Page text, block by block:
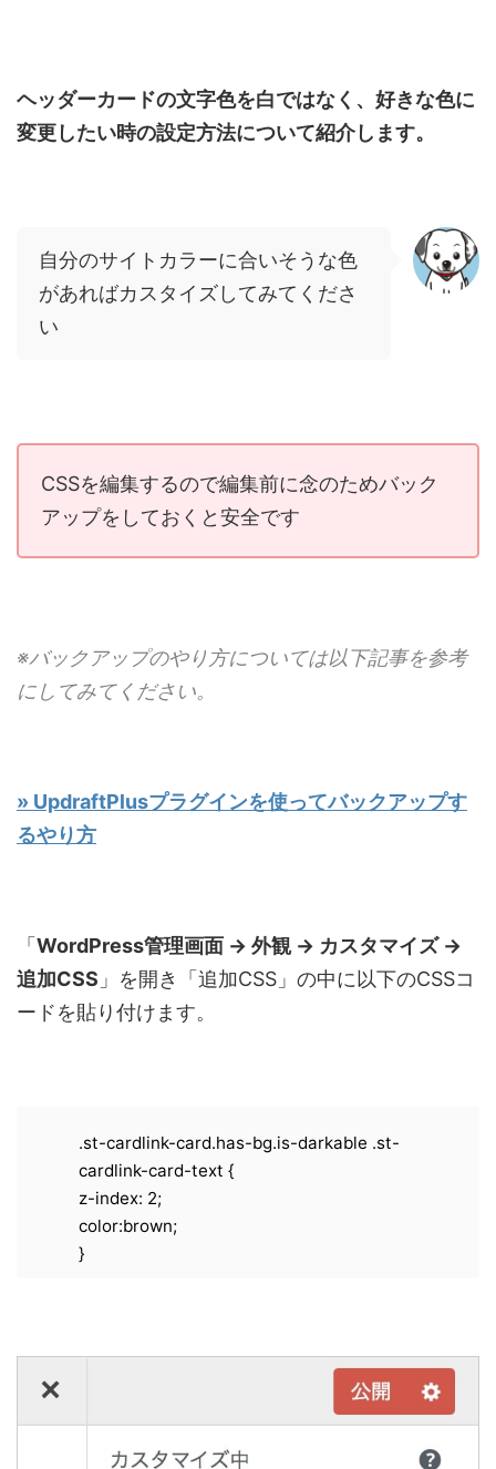
ヘッダーカードの文字色を白ではなく、好きな色に
変更したい時の設定方法について紹介します。
自分のサイトカラーに合いそうな色
があればカスタイズしてみてくださ
い
CSSを編集するので編集前に念のためバック
アップをしておくと安全です
※バックアップのやり方については以下記事を参考
にしてみてください。
» UpdraftPlusプラグインを使ってバックアップす
るやり方
「WordPress管理画面 → 外観 → カスタマイズ →
追加CSS 」を開き「追加CSS」の中に以下のCSSコ
ードを貼り付けます。
.st-cardlink-card.has-bg.is-darkable .st-
cardlink-card-text {
z-index: 2;
color:brown;
}